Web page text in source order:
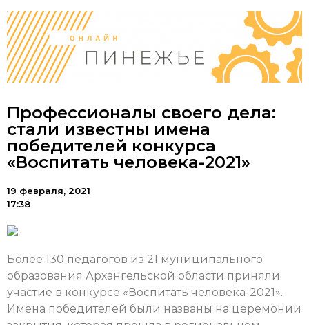
Профессионалы своего дела:
стали известны имена
победителей конкурса
«Воспитать человека-2021»
19 февраля, 2021
17:38
Более 130 педагогов из 21 муниципального
образования Архангельской области приняли
участие в конкурсе «Воспитать человека-2021».
Имена победителей были названы на церемонии